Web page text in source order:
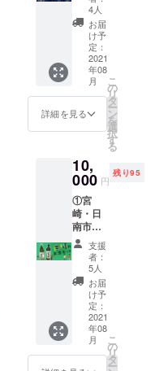
考欄に
ご記入
くださ
い。 ※
みかん
は15個
前後を
予定し
ていま
ん（品
種は未
定）に
なりま
す。入
荷時期
によ
り、お
届け予
定日は
前後す
る可能
性があ
ります
ことを
ご了承
メッ
セージ
付きの
花火を
打ち上
げま
す。 ②
支援者
のお名
前を記
載した
データ
とお礼
メール
をお届
けいた
しま
す。 ※
花火は2
号サイ
ズの花
火にな
ります
（文字
の形を
つくる
などは
4人
お届
け予
定：
2021
年08
月
詳細を見る
こ
の
リ
タ
ー
ン
を
選
択
す
る
10,
000 円
残り95
①宮
崎・日
南市の
お酒
（芋焼
酎）を
お届け
いたし
ます。
以下の2
本が
セット
になっ
支援
者：
5人
お届
け予
定：
2021
年08
月
こ
の
リ
タ
ー